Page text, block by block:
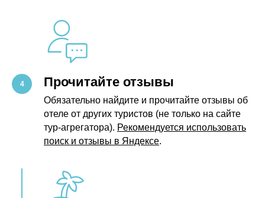
Прочитайте отзывы
Обязательно найдите и прочитайте отзывы об
отеле от других туристов (не только на сайте
тур-агрегатора). Рекомендуется использовать
поиск и отзывы в Яндексе.